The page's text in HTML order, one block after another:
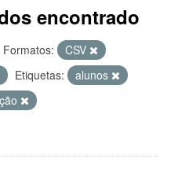
encontrado
Formatos:
CSV
Etiquetas:
alunos